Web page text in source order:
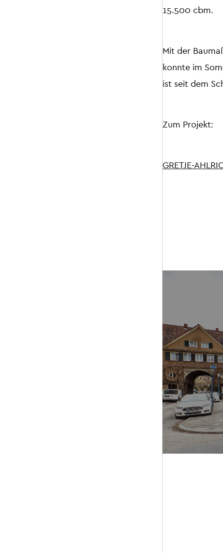
15.500 cbm.
Mit der
konnte im
ist seit dem
Zum Projekt:
GRETJE-